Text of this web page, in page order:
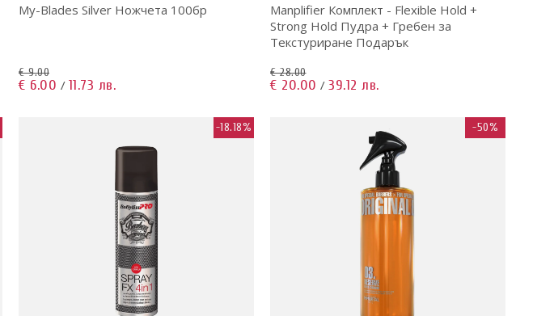
My-Blades Silver Ножчета 100бр
€ 9.00
€ 6.00 / 11.73 лв.
Manplifier Комплект - Flexible Hold +
Strong Hold Пудра + Гребен за
Текстуриране Подарък
€ 28.00
€ 20.00 / 39.12 лв.
-18.18% -50%